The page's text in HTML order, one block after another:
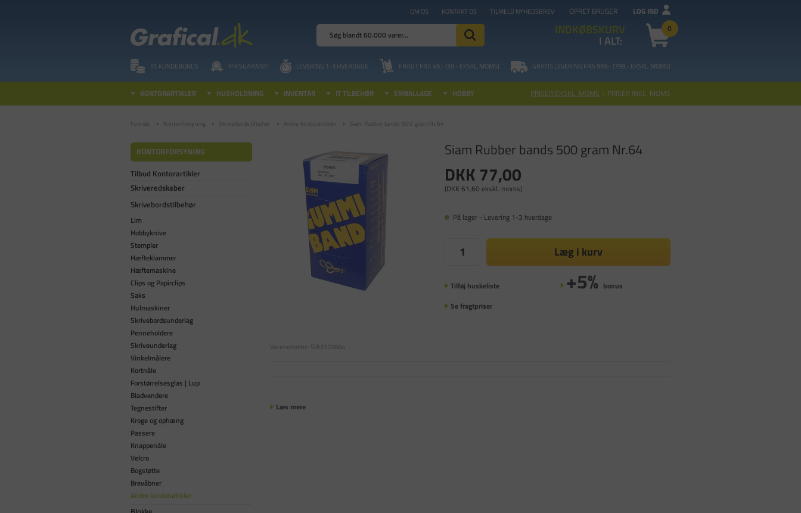
OM OS KONTAKT OS TILMELD NYHEDSBREV OPRET BRUGER LOG IND
INDKØBSKURV 0
I ALT:
5% KUNDEBONUS PRISGARANTI LEVERING 1-3 HVERDAGE FRAGT FRA 49,- (39,- EKSKL. MOMS) GRATIS LEVERING FRA 999,- (799,- EKSKL. MOMS)
KONTORARTIKLER HUSHOLDNING INVENTAR IT TILBEHØR EMBALLAGE HOBBY PRISER EKSKL. MOMS | PRISER INKL. MOMS
Forside Kontorforsyning Skrivebordstilbehør Andre kontorartikler Siam Rubber bands 500 gram Nr.64
KONTORFORSYNING
Tilbud Kontorartikler
Skriveredskaber
Skrivebordstilbehør
Lim
Hobbyknive
Stempler
Hæfteklammer
Hæftemaskine
Clips og Papirclips
Saks
Hulmaskiner
Skrivebordsunderlag
Penneholdere
Skriveunderlag
Vinkelmålere
Kortnåle
Forstørrelsesglas | Lup
Bladvendere
Tegnestifter
Kroge og ophæng
Passere
Knappenåle
Velcro
Bogstøtte
Brevåbner
Andre kontorartikler
Siam Rubber bands 500 gram Nr.64
DKK 77,00
(DKK 61,60 ekskl. moms)
På lager - Levering 1-3 hverdage
Læg i kurv
Tilføj huskeliste +5% bonus
Se fragtpriser
Varenummer: SIA3120064
Læs mere